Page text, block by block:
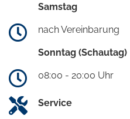
Samstag
nach Vereinbarung
Sonntag (Schautag)
08:00 - 20:00 Uhr
Service